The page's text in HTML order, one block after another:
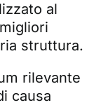
al
struttura.
rilevante
causa